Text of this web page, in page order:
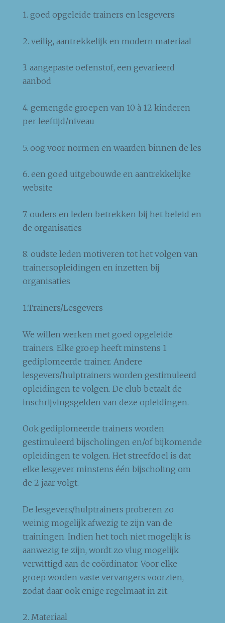
1. goed opgeleide trainers en lesgevers
2. veilig, aantrekkelijk en modern materiaal
3. aangepaste oefenstof, een gevarieerd
aanbod
4. gemengde groepen van 10 à 12 kinderen
per leeftijd/niveau
5. oog voor normen en waarden binnen de les
6. een goed uitgebouwde en aantrekkelijke
website
7. ouders en leden betrekken bij het beleid en
de organisaties
8. oudste leden motiveren tot het volgen van
trainersopleidingen en inzetten bij
organisaties
1.Trainers/Lesgevers
We willen werken met goed opgeleide
trainers. Elke groep heeft minstens 1
gediplomeerde trainer. Andere
lesgevers/hulptrainers worden gestimuleerd
opleidingen te volgen. De club betaalt de
inschrijvingsgelden van deze opleidingen.
Ook gediplomeerde trainers worden
gestimuleerd bijscholingen en/of bijkomende
opleidingen te volgen. Het streefdoel is dat
elke lesgever minstens één bijscholing om
de 2 jaar volgt.
De lesgevers/hulptrainers proberen zo
weinig mogelijk afwezig te zijn van de
trainingen. Indien het toch niet mogelijk is
aanwezig te zijn, wordt zo vlug mogelijk
verwittigd aan de coördinator. Voor elke
groep worden vaste vervangers voorzien,
zodat daar ook enige regelmaat in zit.
2. Materiaal